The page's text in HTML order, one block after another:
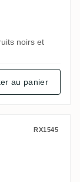
noirs et
au panier
Agricole
RX1545